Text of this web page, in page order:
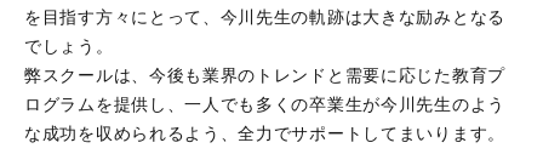
を目指す方々にとって、今川先生の軌跡は大きな励みとなる
でしょう。
弊スクールは、今後も業界のトレンドと需要に応じた教育プ
ログラムを提供し、一人でも多くの卒業生が今川先生のよう
な成功を収められるよう、全力でサポートしてまいります。